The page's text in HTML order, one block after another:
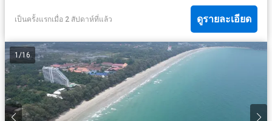
เป็นครั้งแรกเมื่อ 2 สัปดาห์ที่แล้ว ดูรายละเอียด
1 /16